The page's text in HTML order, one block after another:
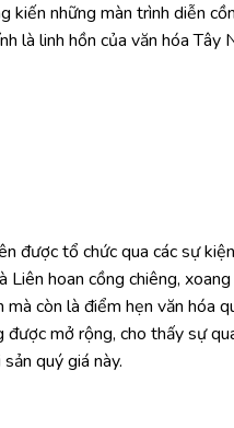
kiến những màn trình diễn
là linh hồn của văn hóa Tây
được tổ chức qua các sự
hoan cồng chiêng,
còn là điểm hẹn văn hóa
mở rộng, cho thấy sự
quý giá này.